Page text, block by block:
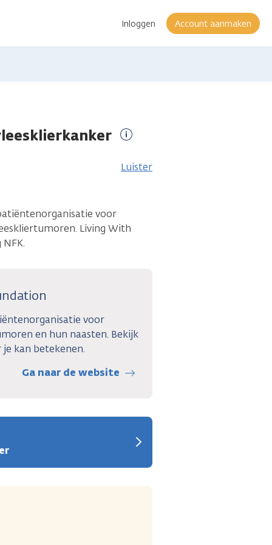
Inloggen Account aanmaken
informatie
Luister
voor
Living With
voor
en hun naasten. Bekijk
kan betekenen.
Ga naar de website